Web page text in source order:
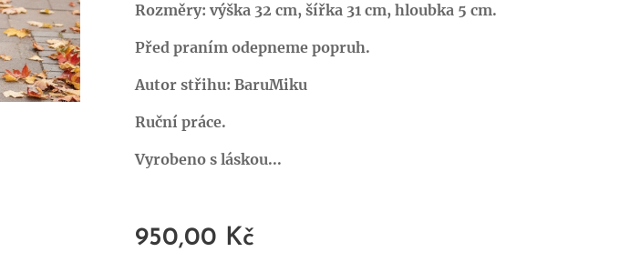
Rozměry: výška 32 cm, šířka 31 cm, hloubka 5 cm.
Před praním odepneme popruh.
Autor střihu: BaruMiku
Ruční práce.
Vyrobeno s láskou...
950,00 Kč